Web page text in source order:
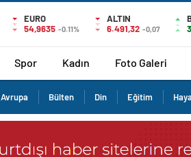
EURO
54,9635 -0.11%
ALTIN
6.491,32 -0,07
Spor Kadın Foto Galeri
Avrupa Bülten Din Eğitim